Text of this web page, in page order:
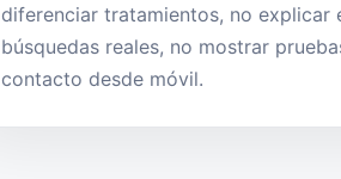
diferenciar tratamientos, no explicar
búsquedas reales, no mostrar
contacto desde móvil.